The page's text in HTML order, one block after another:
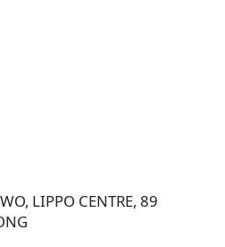
LIPPO CENTRE, 89